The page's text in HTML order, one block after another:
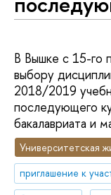
В Вышке с 15-го
выбору
2018/2019
последующего
бакалавриата и
Университетская
приглашение к